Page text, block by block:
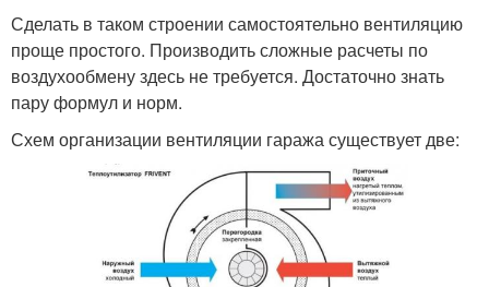
Сделать в таком строении самостоятельно вентиляцию
проще простого. Производить сложные расчеты по
воздухообмену здесь не требуется. Достаточно знать
пару формул и норм.
Схем организации вентиляции гаража существует две: